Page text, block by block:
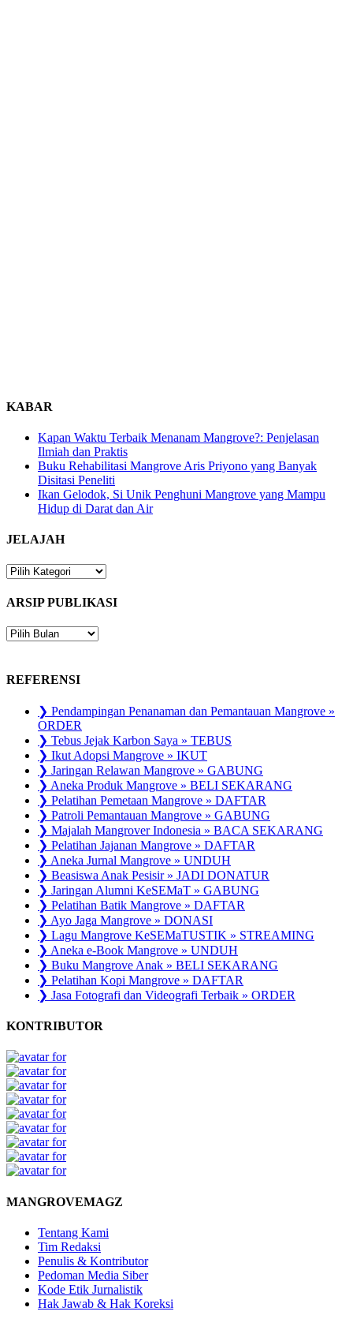
KABAR
Kapan Waktu Terbaik Menanam Mangrove?: Penjelasan
Ilmiah dan Praktis
Buku Rehabilitasi Mangrove Aris Priyono yang Banyak
Disitasi Peneliti
Ikan Gelodok, Si Unik Penghuni Mangrove yang Mampu
Hidup di Darat dan Air
JELAJAH
JELAJAH
ARSIP PUBLIKASI
ARSIP
REFERENSI
❯ Pendampingan Penanaman dan Pemantauan Mangrove »
ORDER
❯ Tebus Jejak Karbon Saya » TEBUS
❯ Ikut Adopsi Mangrove » IKUT
❯ Jaringan Relawan Mangrove » GABUNG
❯ Aneka Produk Mangrove » BELI SEKARANG
❯ Pelatihan Pemetaan Mangrove » DAFTAR
❯ Patroli Pemantauan Mangrove » GABUNG
❯ Majalah Mangrover Indonesia » BACA SEKARANG
❯ Pelatihan Jajanan Mangrove » DAFTAR
❯ Aneka Jurnal Mangrove » UNDUH
❯ Beasiswa Anak Pesisir » JADI DONATUR
❯ Jaringan Alumni KeSEMaT » GABUNG
❯ Pelatihan Batik Mangrove » DAFTAR
❯ Ayo Jaga Mangrove » DONASI
❯ Lagu Mangrove KeSEMaTUSTIK » STREAMING
❯ Aneka e-Book Mangrove » UNDUH
❯ Buku Mangrove Anak » BELI SEKARANG
❯ Pelatihan Kopi Mangrove » DAFTAR
❯ Jasa Fotografi dan Videografi Terbaik » ORDER
KONTRIBUTOR
MANGROVEMAGZ
Tentang Kami
Tim Redaksi
Penulis & Kontributor
Pedoman Media Siber
Kode Etik Jurnalistik
Hak Jawab & Hak Koreksi